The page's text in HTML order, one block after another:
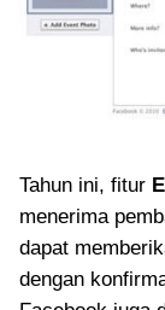
Tahun ini, fitur
menerima
dapat
dengan